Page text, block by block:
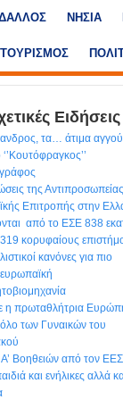
ΝΗΣΙΑ
ΤΟΥΡΙΣΜΟΣ
Ειδήσεις
τα… άτιμα
‘’Κουτόφραγκος’’
της
Επιτροπής στην
από το ΕΣΕ 838
κορυφαίους
κανόνες για πιο
η πρωταθλήτρια
των Γυναικών του
Βοηθειών από τον ΕΕΣ
και ενήλικες αλλά